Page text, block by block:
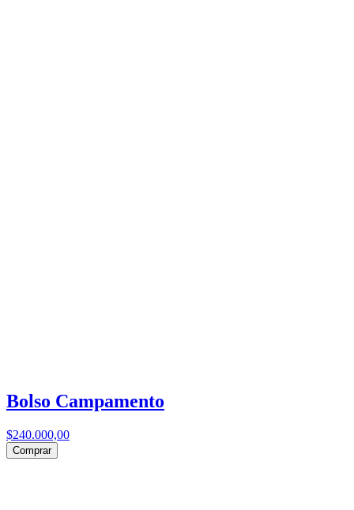
Bolso Campamento
$240.000,00
Comprar